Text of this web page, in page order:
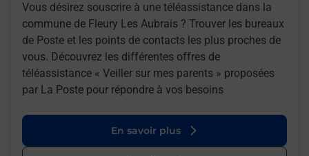
Vous désirez souscrire à une téléassistance dans la
commune de Fleury Les Aubrais ? Trouver les bureaux
de Poste et les points de contacts les plus proches de
vous. Découvrez les différentes offres de
téléassistance « Veiller sur mes parents » proposées
par La Poste pour répondre à vos besoins
En savoir plus